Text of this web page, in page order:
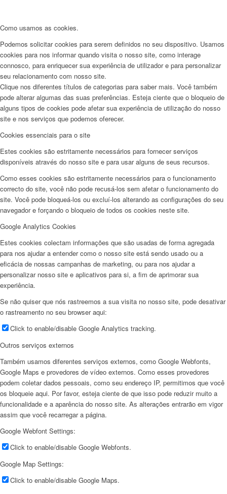
Como usamos as cookies.
Podemos solicitar cookies para serem definidos no seu dispositivo. Usamos
cookies para nos informar quando visita o nosso site, como interage
connosco, para enriquecer sua experiência de utilizador e para personalizar
seu relacionamento com nosso site.
Clique nos diferentes títulos de categorias para saber mais. Você também
pode alterar algumas das suas preferências. Esteja ciente que o bloqueio de
alguns tipos de cookies pode afetar sua experiência de utilização do nosso
site e nos serviços que podemos oferecer.
Cookies essenciais para o site
Estes cookies são estritamente necessários para fornecer serviços
disponíveis através do nosso site e para usar alguns de seus recursos.
Como esses cookies são estritamente necessários para o funcionamento
correcto do site, você não pode recusá-los sem afetar o funcionamento do
site. Você pode bloqueá-los ou excluí-los alterando as configurações do seu
navegador e forçando o bloqueio de todos os cookies neste site.
Google Analytics Cookies
Estes cookies colectam informações que são usadas de forma agregada
para nos ajudar a entender como o nosso site está sendo usado ou a
eficácia de nossas campanhas de marketing, ou para nos ajudar a
personalizar nosso site e aplicativos para si, a fim de aprimorar sua
experiência.
Se não quiser que nós rastreemos a sua visita no nosso site, pode desativar
o rastreamento no seu browser aqui:
Click to enable/disable Google Analytics tracking.
Outros serviços externos
Também usamos diferentes serviços externos, como Google Webfonts,
Google Maps e provedores de vídeo externos. Como esses provedores
podem coletar dados pessoais, como seu endereço IP, permitimos que você
os bloqueie aqui. Por favor, esteja ciente de que isso pode reduzir muito a
funcionalidade e a aparência do nosso site. As alterações entrarão em vigor
assim que você recarregar a página.
Google Webfont Settings:
Click to enable/disable Google Webfonts.
Google Map Settings:
Click to enable/disable Google Maps.